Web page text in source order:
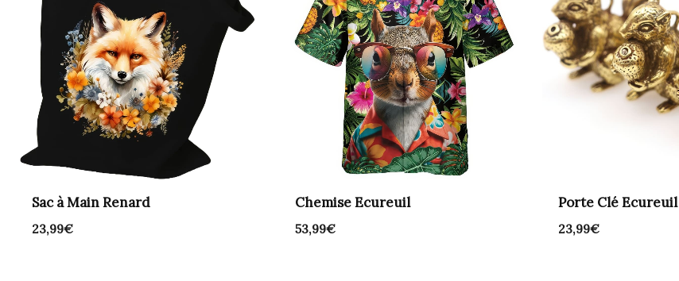
Sac à Main Renard
23,99€
Chemise Ecureuil
53,99€
Porte Clé Ecureuil
23,99€